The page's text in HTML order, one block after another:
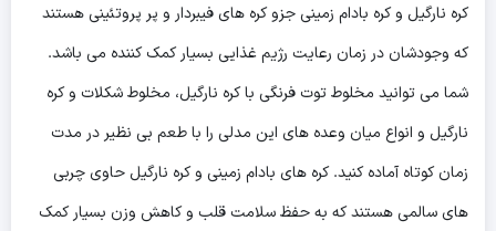
کره نارگیل و کره بادام زمینی جزو کره های فیبردار و پر پروتئینی هستند
که وجودشان در زمان رعایت رژیم غذایی بسیار کمک کننده می باشد.
شما می توانید مخلوط توت فرنگی با کره نارگیل، مخلوط شکلات و کره
نارگیل و انواع میان وعده های این مدلی را با طعم بی نظیر در مدت
زمان کوتاه آماده کنید. کره های بادام زمینی و کره نارگیل حاوی چربی
های سالمی هستند که به حفظ سلامت قلب و کاهش وزن بسیار کمک